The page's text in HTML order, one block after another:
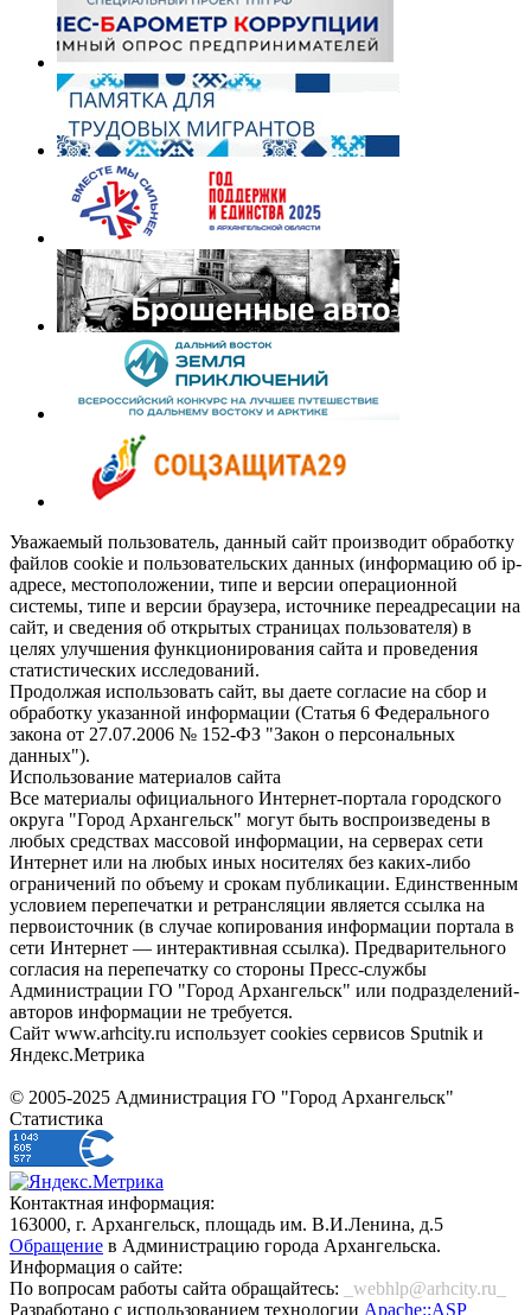
Уважаемый пользователь, данный сайт производит обработку
файлов cookie и пользовательских данных (информацию об ip-
адресе, местоположении, типе и версии операционной
системы, типе и версии браузера, источнике переадресации на
сайт, и сведения об открытых страницах пользователя) в
целях улучшения функционирования сайта и проведения
статистических исследований.
Продолжая использовать сайт, вы даете согласие на сбор и
обработку указанной информации (Статья 6 Федерального
закона от 27.07.2006 № 152-ФЗ "Закон о персональных
данных").
Использование материалов сайта
Все материалы официального Интернет-портала городского
округа "Город Архангельск" могут быть воспроизведены в
любых средствах массовой информации, на серверах сети
Интернет или на любых иных носителях без каких-либо
ограничений по объему и срокам публикации. Единственным
условием перепечатки и ретрансляции является ссылка на
первоисточник (в случае копирования информации портала в
сети Интернет — интерактивная ссылка). Предварительного
согласия на перепечатку со стороны Пресс-службы
Администрации ГО "Город Архангельск" или подразделений-
авторов информации не требуется.
Сайт www.arhcity.ru использует cookies сервисов Sputnik и
Яндекс.Метрика
© 2005-2025 Администрация ГО "Город Архангельск"
Статистика
Контактная информация:
163000, г. Архангельск, площадь им. В.И.Ленина, д.5
Обращение в Администрацию города Архангельска.
Информация о сайте:
По вопросам работы сайта обращайтесь:
_webhlp@arhcity.ru_
Разработано с использованием технологии Apache::ASP